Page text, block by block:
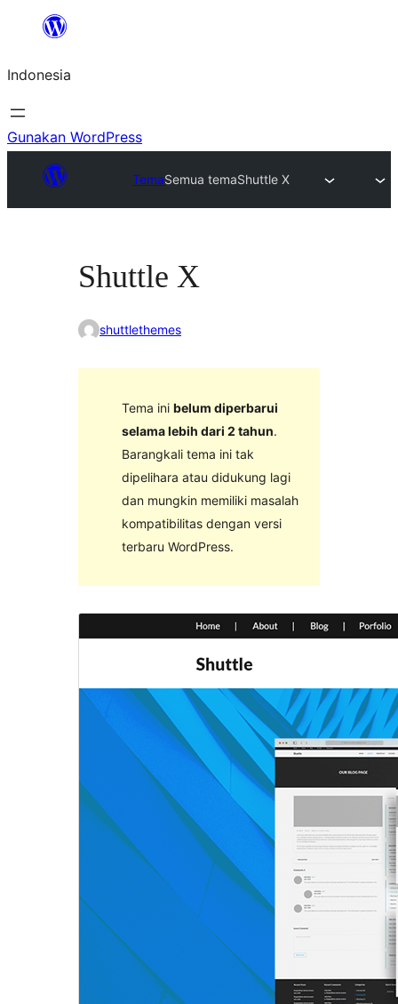
Lewati
konten
Indonesia
Gunakan WordPress
TemaSemua temaShuttle X
Shuttle X
shuttlethemes
Tema ini belum diperbarui
selama lebih dari 2 tahun.
Barangkali tema ini tak
dipelihara atau didukung lagi
dan mungkin memiliki masalah
kompatibilitas dengan versi
terbaru WordPress.